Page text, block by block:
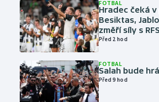
FOTBAL
Hradec čeká
Besiktas,
změří síly s
Před 2 hod
FOTBAL
Salah bude
Před 9 hod